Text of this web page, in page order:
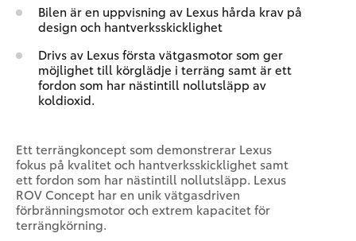
Bilen är en uppvisning av Lexus hårda krav på
design och hantverksskicklighet
Drivs av Lexus första vätgasmotor som ger
möjlighet till körglädje i terräng samt är ett
fordon som har nästintill nollutsläpp av
koldioxid.
Ett terrängkoncept som demonstrerar Lexus
fokus på kvalitet och hantverksskicklighet samt
ett fordon som har nästintill nollutsläpp. Lexus
ROV Concept har en unik vätgasdriven
förbränningsmotor och extrem kapacitet för
terrängkörning.